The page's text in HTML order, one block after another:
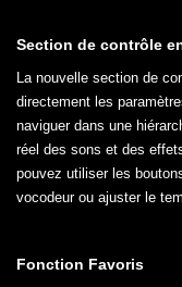
Section de contrôle
La nouvelle section de
directement les
naviguer dans une
réel des sons et des
pouvez utiliser les
vocodeur ou ajuster le
Fonction Favoris